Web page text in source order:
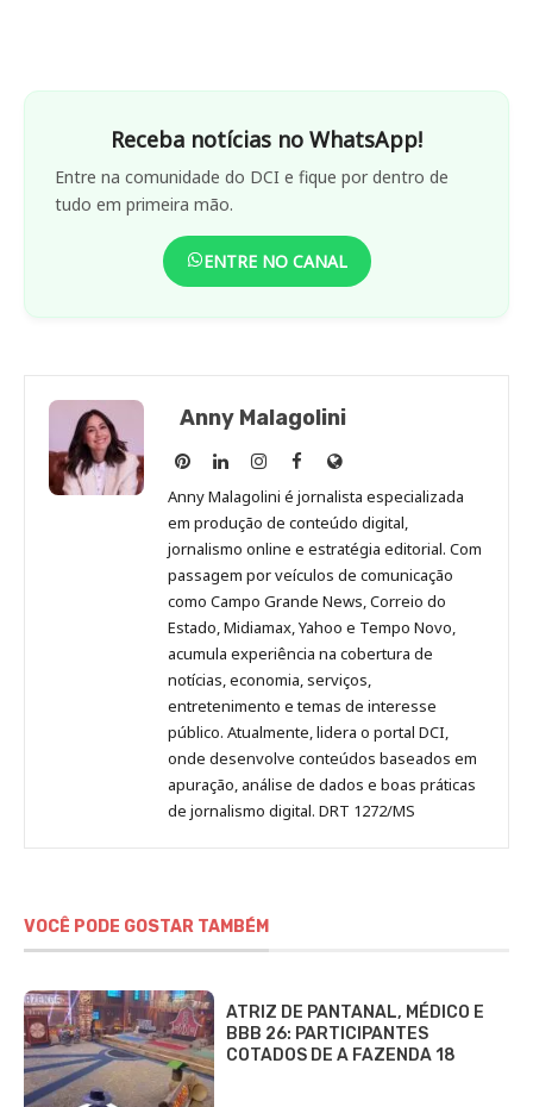
Receba notícias no WhatsApp!
Entre na comunidade do DCI e fique por dentro de
tudo em primeira mão.
ENTRE NO CANAL
Anny Malagolini
Anny
Malagolini
no
Pinterest
Anny
Malagolini
no
LinkedIn
Anny
Malagolini
no
Instagram
Anny
Malagolini
no
Facebook
Site
de
Anny
Malagolini
Anny Malagolini é jornalista especializada
em produção de conteúdo digital,
jornalismo online e estratégia editorial. Com
passagem por veículos de comunicação
como Campo Grande News, Correio do
Estado, Midiamax, Yahoo e Tempo Novo,
acumula experiência na cobertura de
notícias, economia, serviços,
entretenimento e temas de interesse
público. Atualmente, lidera o portal DCI,
onde desenvolve conteúdos baseados em
apuração, análise de dados e boas práticas
de jornalismo digital. DRT 1272/MS
VOCÊ PODE GOSTAR TAMBÉM
ATRIZ DE PANTANAL, MÉDICO E
BBB 26: PARTICIPANTES
COTADOS DE A FAZENDA 18